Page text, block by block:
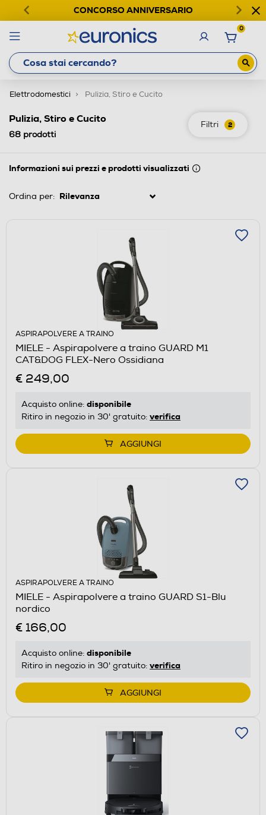
CONCORSO ANNIVERSARIO
0
Elettrodomestici Pulizia, Stiro e Cucito
Filtri 2
Pulizia, Stiro e Cucito
68 prodotti
Informazioni sui prezzi e prodotti visualizzati
Ordina per:
ASPIRAPOLVERE A TRAINO
MIELE - Aspirapolvere a traino GUARD M1
CAT&DOG FLEX-Nero Ossidiana
€ 249,00
Acquisto online: disponibile
Ritiro in negozio in 30' gratuito: verifica
AGGIUNGI
ASPIRAPOLVERE A TRAINO
MIELE - Aspirapolvere a traino GUARD S1-Blu
nordico
€ 166,00
Acquisto online: disponibile
Ritiro in negozio in 30' gratuito: verifica
AGGIUNGI